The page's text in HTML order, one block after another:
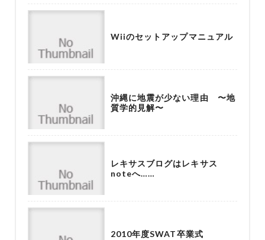
Wiiのセットアップマニュアル
沖縄に地震が少ない理由 〜地
質学的見解〜
レキサスブログはレキサス
noteへ……
2010年度SWAT卒業式